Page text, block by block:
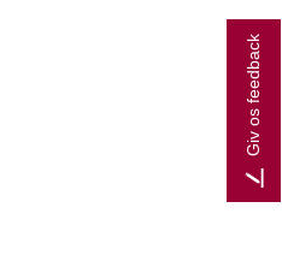
Giv os feedback